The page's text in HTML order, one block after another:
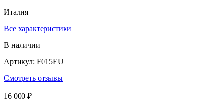
Италия
Все характеристики
В наличии
Артикул: F015EU
Смотреть отзывы
16 000 ₽